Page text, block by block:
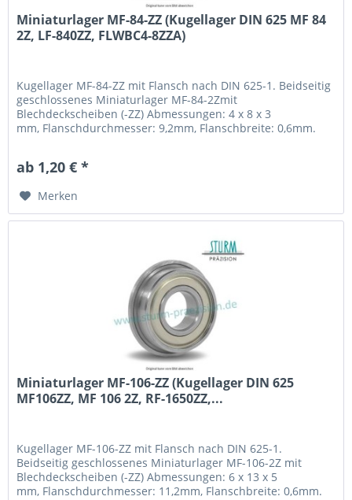
Miniaturlager MF-84-ZZ (Kugellager DIN 625 MF 84
2Z, LF-840ZZ, FLWBC4-8ZZA)
Kugellager MF-84-ZZ mit Flansch nach DIN 625-1. Beidseitig
geschlossenes Miniaturlager MF-84-2Zmit
Blechdeckscheiben (-ZZ) Abmessungen: 4 x 8 x 3
mm, Flanschdurchmesser: 9,2mm, Flanschbreite: 0,6mm.
STB® Technologisch austauschbar zu MF 84 2Z, LF-840ZZ,...
ab 1,20 € *
Merken
Miniaturlager MF-106-ZZ (Kugellager DIN 625
MF106ZZ, MF 106 2Z, RF-1650ZZ,...
Kugellager MF-106-ZZ mit Flansch nach DIN 625-1.
Beidseitig geschlossenes Miniaturlager MF-106-2Z mit
Blechdeckscheiben (-ZZ) Abmessungen: 6 x 13 x 5
mm, Flanschdurchmesser: 11,2mm, Flanschbreite: 0,6mm.